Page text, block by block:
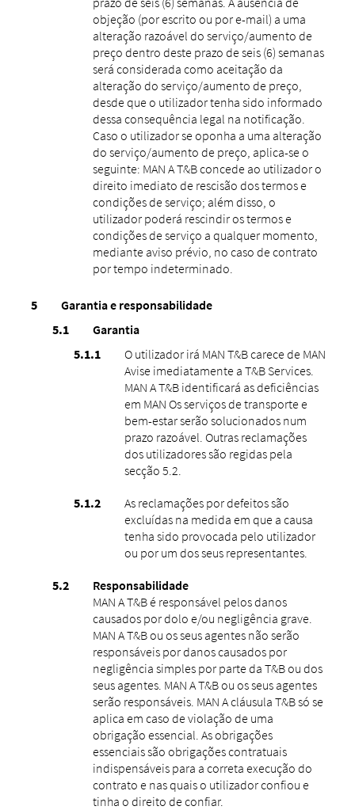
objeção (por escrito ou por e-mail) a uma
alteração razoável do serviço/aumento de
preço dentro deste prazo de seis (6) semanas
será considerada como aceitação da
alteração do serviço/aumento de preço,
desde que o utilizador tenha sido informado
dessa consequência legal na notificação.
Caso o utilizador se oponha a uma alteração
do serviço/aumento de preço, aplica-se o
seguinte: MAN A T&B concede ao utilizador o
direito imediato de rescisão dos termos e
condições de serviço; além disso, o
utilizador poderá rescindir os termos e
condições de serviço a qualquer momento,
mediante aviso prévio, no caso de contrato
por tempo indeterminado.
Garantia e responsabilidade
Garantia
O utilizador irá MAN T&B carece de MAN
Avise imediatamente a T&B Services.
MAN A T&B identificará as deficiências
em MAN Os serviços de transporte e
bem-estar serão solucionados num
prazo razoável. Outras reclamações
dos utilizadores são regidas pela
secção 5.2.
As reclamações por defeitos são
excluídas na medida em que a causa
tenha sido provocada pelo utilizador
ou por um dos seus representantes.
Responsabilidade
MAN A T&B é responsável pelos danos
causados ​​por dolo e/ou negligência grave.
MAN A T&B ou os seus agentes não serão
responsáveis ​​por danos causados ​​por
negligência simples por parte da T&B ou dos
seus agentes. MAN A T&B ou os seus agentes
serão responsáveis. MAN A cláusula T&B só se
aplica em caso de violação de uma
obrigação essencial. As obrigações
essenciais são obrigações contratuais
indispensáveis ​​para a correta execução do
contrato e nas quais o utilizador confiou e
tinha o direito de confiar.